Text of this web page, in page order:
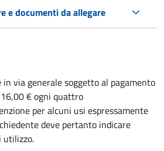
e documenti da allegare
via generale soggetto al pagamento
€ ogni quattro
per alcuni usi espressamente
deve pertanto indicare
utilizzo.